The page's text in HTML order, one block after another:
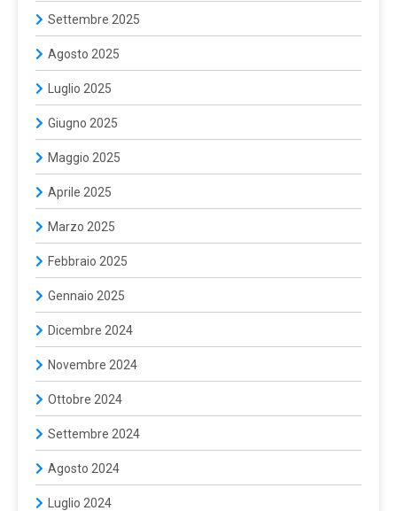
Settembre 2025
Agosto 2025
Luglio 2025
Giugno 2025
Maggio 2025
Aprile 2025
Marzo 2025
Febbraio 2025
Gennaio 2025
Dicembre 2024
Novembre 2024
Ottobre 2024
Settembre 2024
Agosto 2024
Luglio 2024